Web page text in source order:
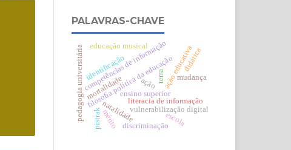
PALAVRAS-CHAVE
ensino superior
filosofia política da educação
competências de informação
literacia de informação
ação
natalidade
mortalidade
vulnerabilização digital
ação educativa
escola
mudança
pedagogia universitária mérito
educação musical
identificação
pistrak
terra
discriminação
didática